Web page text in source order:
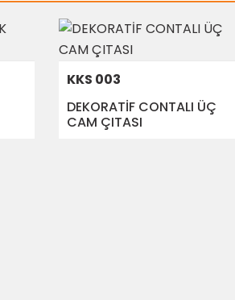
KKS 003
DEKORATİF CONTALI ÜÇ
CAM ÇITASI